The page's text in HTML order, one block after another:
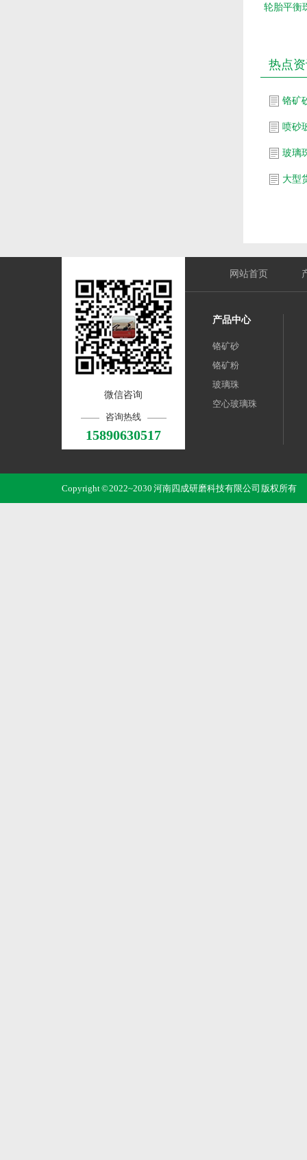
轮胎平衡
热点
铬矿
喷砂
玻璃
微信咨询
咨询热线
15890630517
网站首页
产品中心
铬矿砂
铬矿粉
玻璃珠
空心玻璃珠
Copyright © 2022~2030 河南四成研磨科技有限公司 版权所